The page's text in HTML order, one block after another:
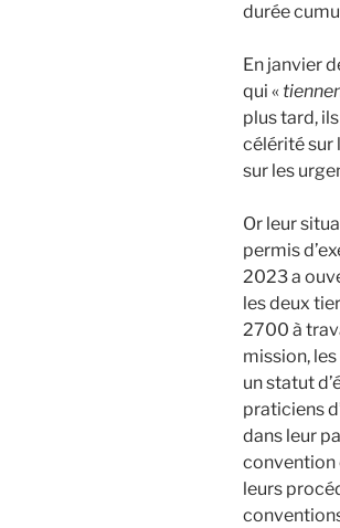
durée
En janvier
qui «
plus tard,
célérité sur
sur les
Or leur
permis
2023 a
les deux
2700 à
mission,
un statut
praticiens
dans leur
convention
leurs